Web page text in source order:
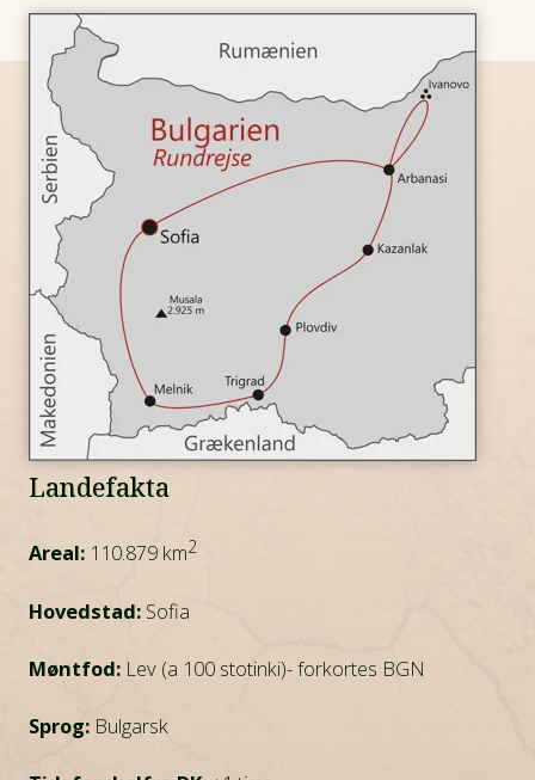
Er man mere til byliv, er hovedstaden Sofia en flot
oplevelse. Den er en af de ældste hovedstæder i
Europa og kan dateres tilbage til det 8. århundrede f.Kr.
Bojana Kirken fra det 10. århundrede er på UNESCOS
verdensarvsliste. Sofia er på størrelse med København.
Og fantastiske Plovdiv er en af de ældste byer i Europa
og var udnævnt til Europæisk Kulturhovedstad i 2019.
Landefakta
Areal: 110.879 km2
Hovedstad: Sofia
Møntfod: Lev (a 100 stotinki)- forkortes BGN
Sprog: Bulgarsk